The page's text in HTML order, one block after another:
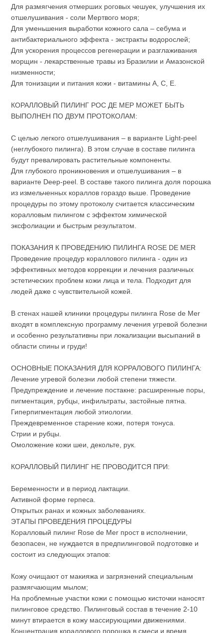
Для размягчения отмерших роговых чешуек, улучшения их
отшелушивания - соли Мертвого моря;
Для уменьшения выработки кожного сала – себума и
антибактериального эффекта - экстракты водорослей;
Для ускорения процессов регенерации и разглаживания
морщин - лекарственные травы из Бразилии и Амазонской
низменности;
Для тонизации и питания кожи - витамины A, C, E.
КОРАЛЛОВЫЙ ПИЛИНГ РОС ДЕ МЕР МОЖЕТ БЫТЬ
ВЫПОЛНЕН ПО ДВУМ ПРОТОКОЛАМ:
С целью легкого отшелушивания – в варианте Light-peel
(неглубокого пилинга). В этом случае в составе пилинга
будут превалировать растительные компоненты.
Для глубокого проникновения и отшелушивания – в
варианте Deep-peel. В составе такого пилинга доля порошка
из измельченных кораллов гораздо выше. Проведение
процедуры по этому протоколу считается классическим
коралловым пилингом с эффектом химической
эксфолиации и быстрым результатом.
ПОКАЗАНИЯ К ПРОВЕДЕНИЮ ПИЛИНГА ROSE DE MER
Проведение процедур кораллового пилинга - один из
эффективных методов коррекции и лечения различных
эстетических проблем кожи лица и тела. Подходит для
людей даже с чувствительной кожей.
В стенах нашей клиники процедуры пилинга Rose de Mer
входят в комплексную программу лечения угревой болезни
и особенно результативны при локализации высыпаний в
области спины и груди!
ОСНОВНЫЕ ПОКАЗАНИЯ ДЛЯ КОРРАЛОВОГО ПИЛИНГА:
Лечение угревой болезни любой степени тяжести.
Предупреждение и лечение постакне: расширенные поры,
пигментация, рубцы, инфильтраты, застойные пятна.
Гиперпигментация любой этиологии.
Преждевременное старение кожи, потеря тонуса.
Стрии и рубцы.
Омоложение кожи шеи, декольте, рук.
КОРАЛЛОВЫЙ ПИЛИНГ НЕ ПРОВОДИТСЯ ПРИ:
Беременности и в период лактации.
Активной форме герпеса.
Открытых ранах и кожных заболеваниях.
ЭТАПЫ ПРОВЕДЕНИЯ ПРОЦЕДУРЫ
Коралловый пилинг Rose de Mer прост в исполнении,
безопасен, не нуждается в предпилинговой подготовке и
состоит из следующих этапов:
Кожу очищают от макияжа и загрязнений специальным
размягчающим мылом;
На проблемные участки кожи с помощью кисточки наносят
пилинговое средство. Пилинговый состав в течение 2-10
минут втирается в кожу массирующими движениями.
Концентрация кораллового порошка в смеси и время